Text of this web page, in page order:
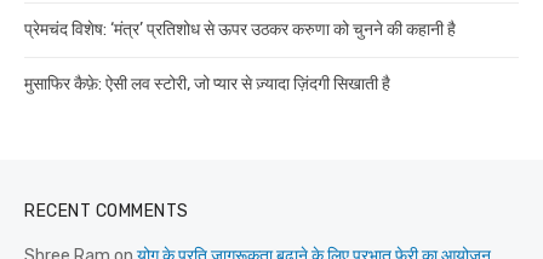
प्रेमचंद विशेष: ‘मंत्र’ प्रतिशोध से ऊपर उठकर करुणा को चुनने की कहानी है
मुसाफिर कैफ़े: ऐसी लव स्टोरी, जो प्यार से ज़्यादा ज़िंदगी सिखाती है
RECENT COMMENTS